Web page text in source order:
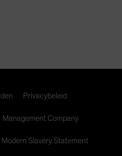
Privacybeleid
Management Company
Modern Slavery Statement